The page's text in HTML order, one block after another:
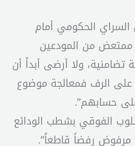
الحكومي أمام
ممتعض من المودعين
ولا أرضى أبداً أن
الرف فمعالجة موضوع
حسابهم”.
الفوقي بشطب الودائع